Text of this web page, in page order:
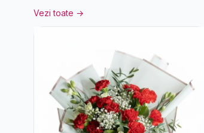
Vezi toate →